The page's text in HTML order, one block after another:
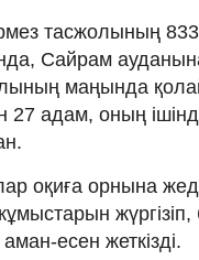
тасжолының
Сайрам
маңында
27 адам, оның
оқиға орнына
есен жеткізді.